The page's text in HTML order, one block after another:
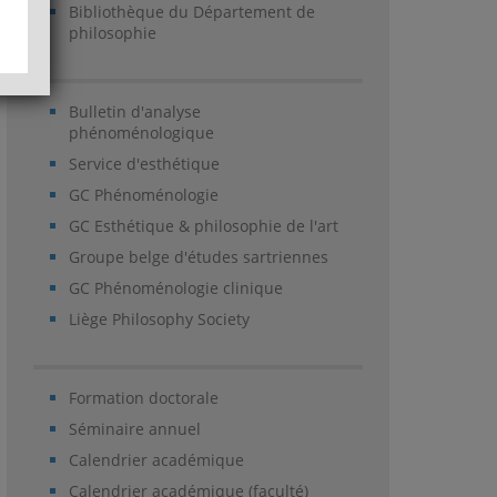
Bibliothèque du Département de
philosophie
Bulletin d'analyse
phénoménologique
Service d'esthétique
GC Phénoménologie
GC Esthétique & philosophie de l'art
Groupe belge d'études sartriennes
GC Phénoménologie clinique
Liège Philosophy Society
Formation doctorale
Séminaire annuel
Calendrier académique
Calendrier académique (faculté)